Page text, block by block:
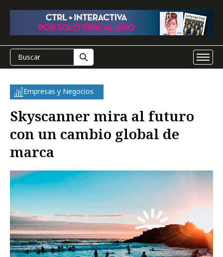
Empresas y Negocios
Skyscanner mira al futuro
con un cambio global de
marca